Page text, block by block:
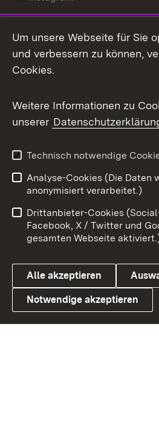
Mastodon
Messenger
Social Wall
X / Twitter
Youtube
Link zum Landesportal
Benutzungshinweise
Datenschutz
Um unsere Webseite für Sie
und verbessern zu können,
Cookies.
Weitere Informationen zu
unserer
Technisch notwendige
Analyse-Cookies (Die Daten
anonymisiert verarbeitet.)
Drittanbieter-Cookies
Facebook, X / Twitter und
gesamten Webseite
Alle akzeptieren
Notwendige akzeptieren